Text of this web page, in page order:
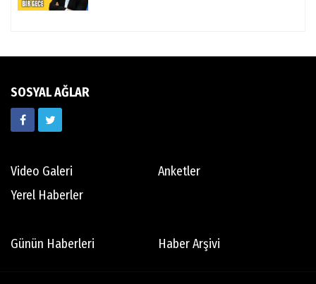
SOSYAL AĞLAR
Video Galeri
Anketler
Yerel Haberler
Günün Haberleri Haber Arşivi